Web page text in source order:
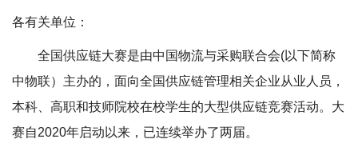
各有关单位 ：
全国供应链大赛是由中国物流与采购联合会(以下简称
中物联）主办的，面向全国供应链管理相关企业从业人员，
本科、高职和技师院校在校学生的大型供应链竞赛活动。大
赛自2020年启动以来，已连续举办了两届。